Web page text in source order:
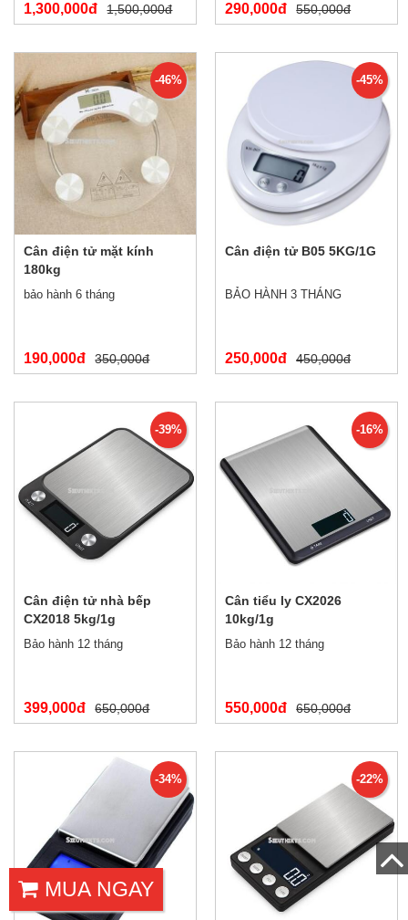
MUA NGAY
1,300,000đ 1,500,000đ 290,000đ 550,000đ
-46%
Cân điện tử mặt kính
180kg
bảo hành 6 tháng
190,000đ 350,000đ
-45%
Cân điện tử B05 5KG/1G
BẢO HÀNH 3 THÁNG
250,000đ 450,000đ
-39%
Cân điện tử nhà bếp
CX2018 5kg/1g
Bảo hành 12 tháng
399,000đ 650,000đ
-16%
Cân tiểu ly CX2026
10kg/1g
Bảo hành 12 tháng
550,000đ 650,000đ
-34% -22%